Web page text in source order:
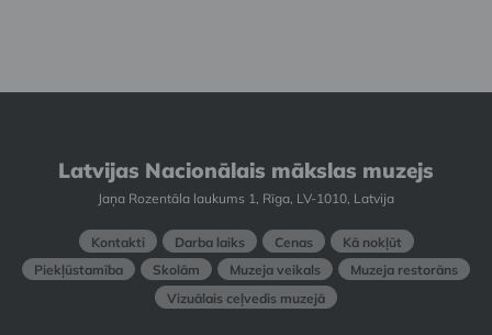
Latvijas Nacionālais mākslas muzejs
Jaņa Rozentāla laukums 1, Rīga, LV-1010, Latvija
Kontakti Darba laiks Cenas
Kā nokļūt
Piekļūstamība
Skolām Muzeja veikals
Muzeja restorāns
Vizuālais ceļvedis muzejā